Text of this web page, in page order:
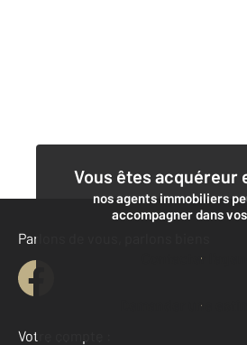
Vous êtes acquéreur
nos agents immobiliers
accompagner dans
Contacter
Demander une
Parlons de vous, parlons biens
Votre compte :